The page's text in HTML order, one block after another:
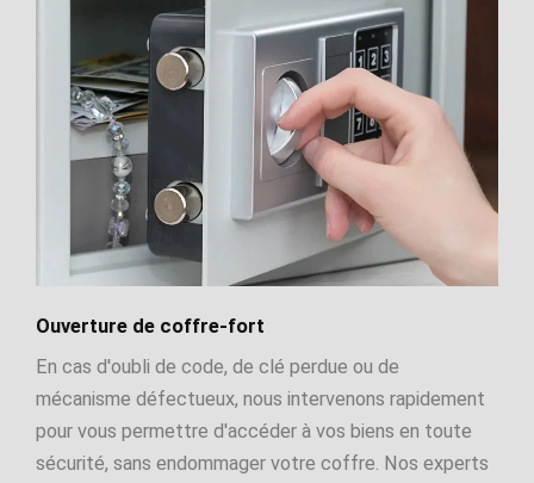
Ouverture de coffre-fort
En cas d'oubli de code, de clé perdue ou de
mécanisme défectueux, nous intervenons rapidement
pour vous permettre d'accéder à vos biens en toute
sécurité, sans endommager votre coffre. Nos experts